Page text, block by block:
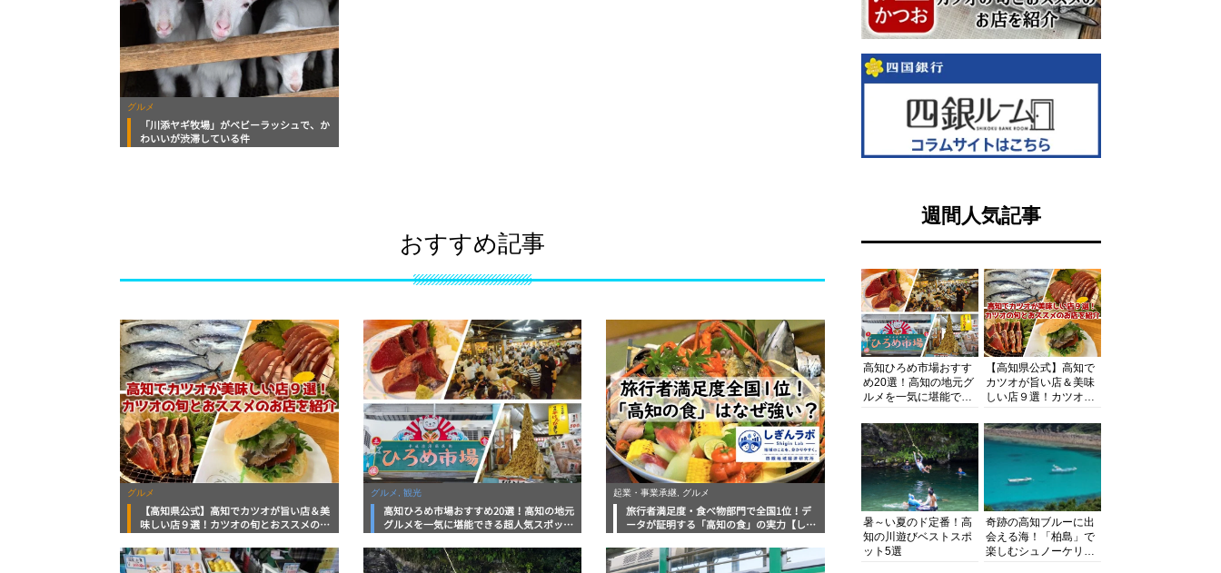
グルメ
「川添ヤギ牧場」がベビーラッシュで、か
わいいが渋滞している件
おすすめ記事
グルメ
【高知県公式】高知でカツオが旨い店＆美
味しい店９選！カツオの旬とおススメのお
グルメ, 観光
高知ひろめ市場おすすめ20選！高知の地元
グルメを一気に堪能できる超人気スポット
起業・事業承継, グルメ
旅行者満足度・食べ物部門で全国1位！デ
ータが証明する「高知の食」の実力【しぎ
週間人気記事
高知ひろめ市場おすす
め20選！高知の地元グ
ルメを一気に堪能でき
底解剖
【高知県公式】高知で
カツオが旨い店＆美味
しい店９選！カツオの
紹介
暑～い夏のド定番！高
知の川遊びベストスポ
ット5選
奇跡の高知ブルーに出
会える海！「柏島」で
楽しむシュノーケリン